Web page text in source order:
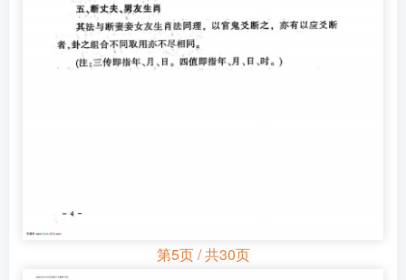
第5页 / 共30页